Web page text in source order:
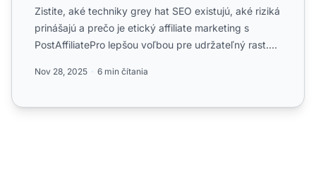
Zistite, aké techniky grey hat SEO existujú, aké riziká
prinášajú a prečo je etický affiliate marketing s
PostAffiliatePro lepšou voľbou pre udržateľný rast....
Nov 28, 2025 6 min čítania